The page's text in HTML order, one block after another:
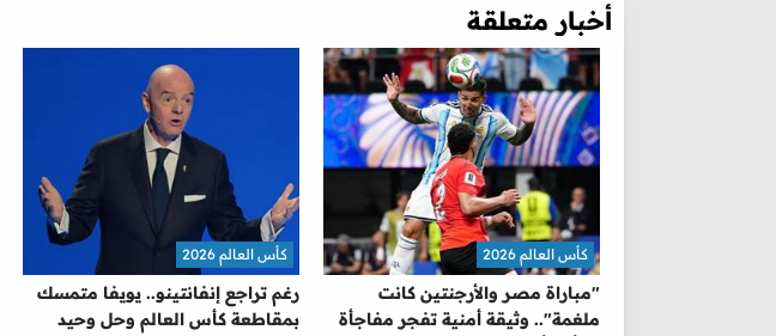
أخبار متعلقة
"مباراة مصر والأرجنتين كانت
ملغمة".. وثيقة أمنية تفجر مفاجأة
كأس العالم 2026
رغم تراجع إنفانتينو.. يويفا متمسك
بمقاطعة كأس العالم وحل وحيد
كأس العالم 2026